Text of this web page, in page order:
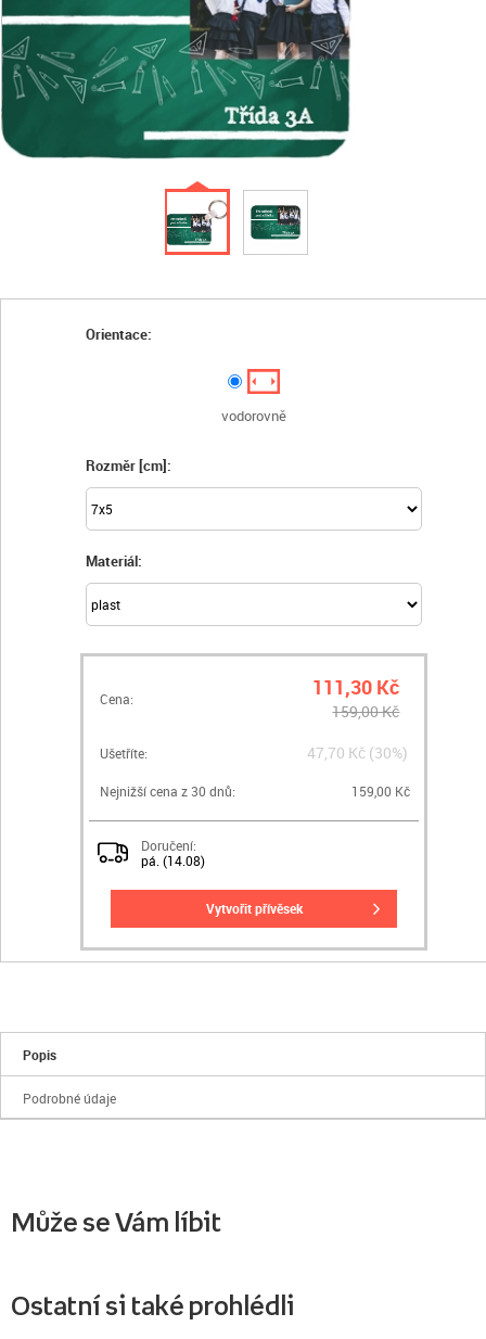
Orientace:
vodorovně
Rozměr [cm]:
Materiál:
Cena: 111,30 Kč
159,00 Kč
Ušetříte: 47,70 Kč (30%)
Nejnižší cena z 30 dnů: 159,00 Kč
Doručení:
pá. (14.08)
vytvořit přívěsek
Popis
Podrobné údaje
Může se Vám líbit
Ostatní si také prohlédli